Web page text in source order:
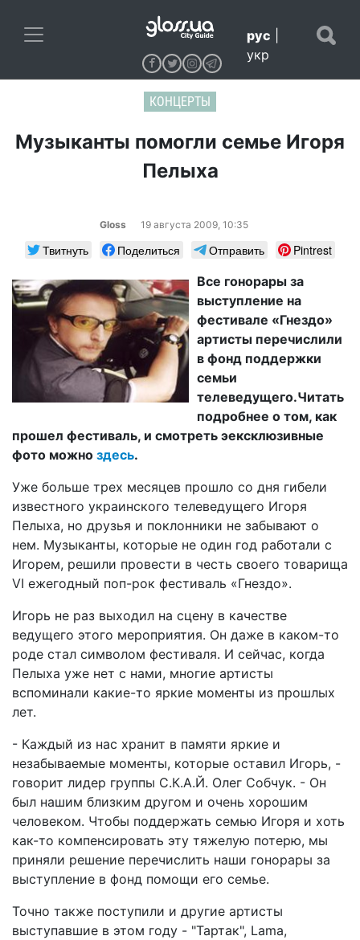
рус
укр
КОНЦЕРТЫ
Музыканты помогли семье Игоря
Пелыха
Gloss 19 августа 2009, 10:35
Твитнуть Поделиться Отправить
Pintrest
Все гонорары за
выступление на
фестивале «Гнездо»
артисты перечислили
в фонд поддержки
семьи
телеведущего.Читать
подробнее о том, как
прошел фестиваль, и смотреть эексклюзивные
фото можно здесь.
Уже больше трех месяцев прошло со дня гибели
известного украинского телеведущего Игоря
Пелыха, но друзья и поклонники не забывают о
нем. Музыканты, которые не один год работали с
Игорем, решили провести в честь своего товарища
VI ежегодный поп-рок фестиваль «Гнездо».
Игорь не раз выходил на сцену в качестве
ведущего этого мероприятия. Он даже в каком-то
роде стал символом фестиваля. И сейчас, когда
Пелыха уже нет с нами, многие артисты
вспоминали какие-то яркие моменты из прошлых
лет.
- Каждый из нас хранит в памяти яркие и
незабываемые моменты, которые оставил Игорь, -
говорит лидер группы С.К.А.Й. Олег Собчук. - Он
был нашим близким другом и очень хорошим
человеком. Чтобы поддержать семью Игоря и хоть
как-то компенсировать эту тяжелую потерю, мы
приняли решение перечислить наши гонорары за
выступление в фонд помощи его семье.
Точно также поступили и другие артисты
выступавшие в этом году - "Тартак", Lama,